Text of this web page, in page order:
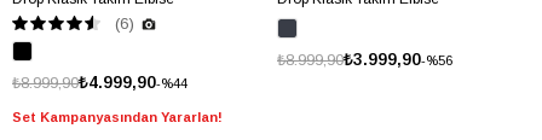
(6)
%44
₺4.999,90
₺8.999,90
Set Kampanyasından Yararlan!
%56
₺3.999,90
₺8.999,90